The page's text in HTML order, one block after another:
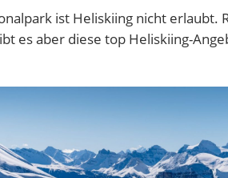
ist Heliskiing nicht erlaubt.
es aber diese top Heliskiing-